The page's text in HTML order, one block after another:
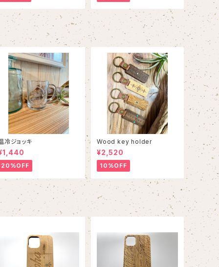
冷ジョッキ
20%OFF
Wood key holder
¥2,520
10%OFF